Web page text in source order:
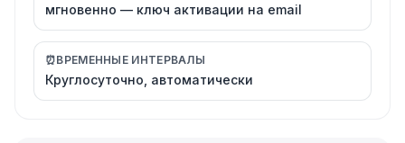
мгновенно — ключ активации на email
⏰ВРЕМЕННЫЕ ИНТЕРВАЛЫ
Круглосуточно, автоматически